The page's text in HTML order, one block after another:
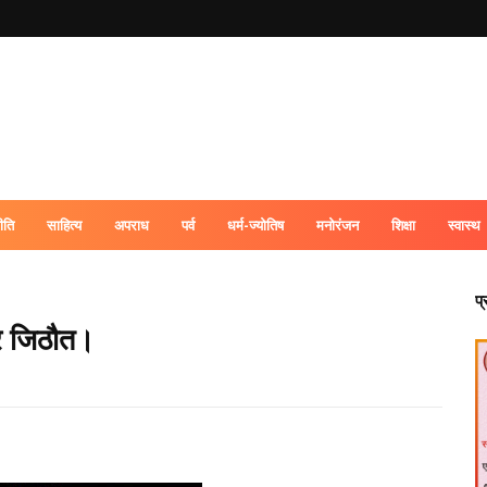
साहित्य अपराध पर्व धर्म-ज्योतिष मनोरंजन शिक्षा स्वास्थ